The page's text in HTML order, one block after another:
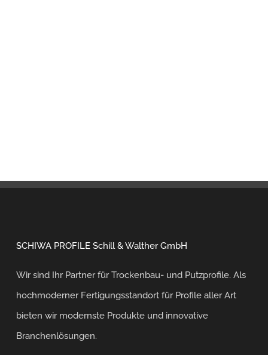
SCHIWA PROFILE Schill & Walther GmbH
Wir sind Ihr Partner für Trockenbau- und Putzprofile. Als
hochmoderner Fertigungsstandort für Profile aller Art
bieten wir modernste Produkte und innovative
Branchenlösungen.